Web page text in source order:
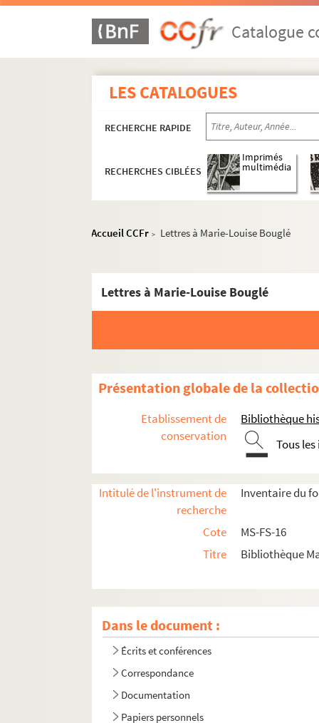
Catalogue
LES CATALOGUES
RECHERCHE RAPIDE
RECHERCHES CIBLÉES
Imprimés
multimédia
Accueil CCFr > Lettres à Marie-Louise Bouglé
Lettres à Marie-Louise Bouglé
Présentation globale de la
Etablissement de
conservation
Bibliothèque
Tous
Intitulé de l'instrument de
recherche
Inventaire du
Cote
MS-FS-16
Titre
Bibliothèque
Dans le document :
Écrits et conférences
Correspondance
Documentation
Papiers personnels